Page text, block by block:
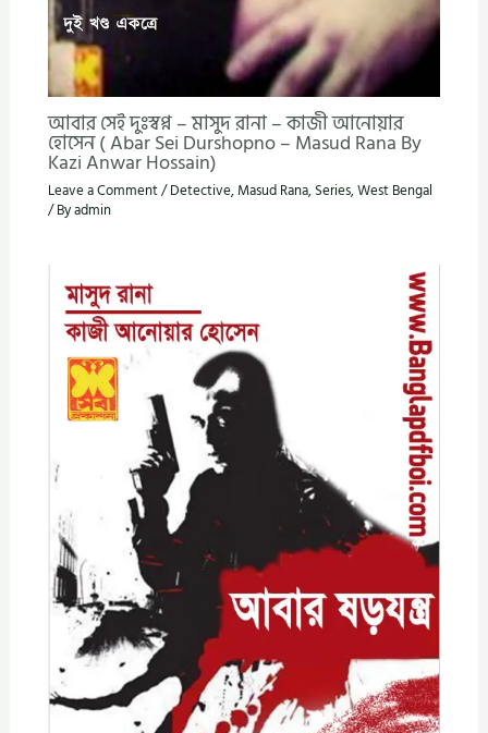
আবার সেই দুঃস্বপ্ন – মাসুদ রানা – কাজী আনোয়ার
হোসেন ( Abar Sei Durshopno – Masud Rana By
Kazi Anwar Hossain)
Leave a Comment/Detective, Masud Rana, Series,West Bengal
/ Byadmin